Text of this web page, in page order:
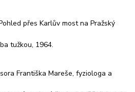
přes Karlův most na Pražský
tužkou, 1964.
Františka Mareše, fyziologa a